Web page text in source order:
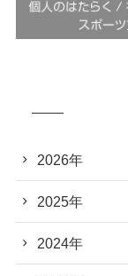
2026年
2025年
2024年